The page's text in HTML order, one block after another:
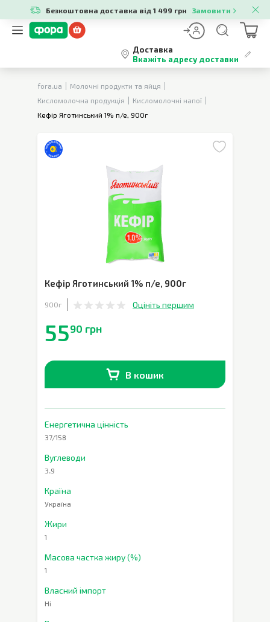
Безкоштовна доставка від 1 499 грн Замовити
Доставка
Вкажіть адресу доставки
fora.ua
Молочні продукти та яйця
Кисломолочна продукція
Кисломолочні напої
Кефір Яготинський 1% п/е, 900г
Кефір Яготинський 1% п/е, 900г
900г Оцініть першим
5590 грн
В кошик
Енергетична цінність
37/158
Вуглеводи
3.9
Країна
Україна
Жири
1
Масова частка жиру (%)
1
Власний імпорт
Ні